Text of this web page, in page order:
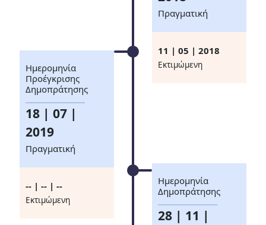
Πραγματική
11 | 05 | 2018
Eκτιμώμενη
Ημερομηνία
Προέγκρισης
Δημοπράτησης
18 | 07 |
2019
Πραγματική
-- | -- | --
Eκτιμώμενη
Ημερομηνία
Δημοπράτησης
28 | 11 |